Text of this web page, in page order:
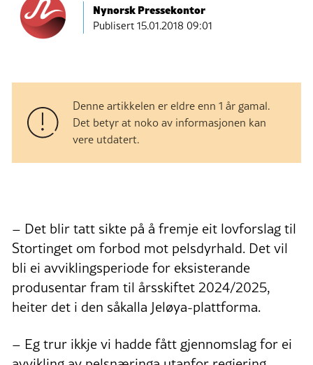
Nynorsk Pressekontor
Publisert15.01.2018 09:01
Denne artikkelen er eldre enn 1 år gamal.
Det betyr at noko av informasjonen kan
vere utdatert.
– Det blir tatt sikte på å fremje eit lovforslag til
Stortinget om forbod mot pelsdyrhald. Det vil
bli ei avviklingsperiode for eksisterande
produsentar fram til årsskiftet 2024/2025,
heiter det i den såkalla Jeløya-plattforma.
– Eg trur ikkje vi hadde fått gjennomslag for ei